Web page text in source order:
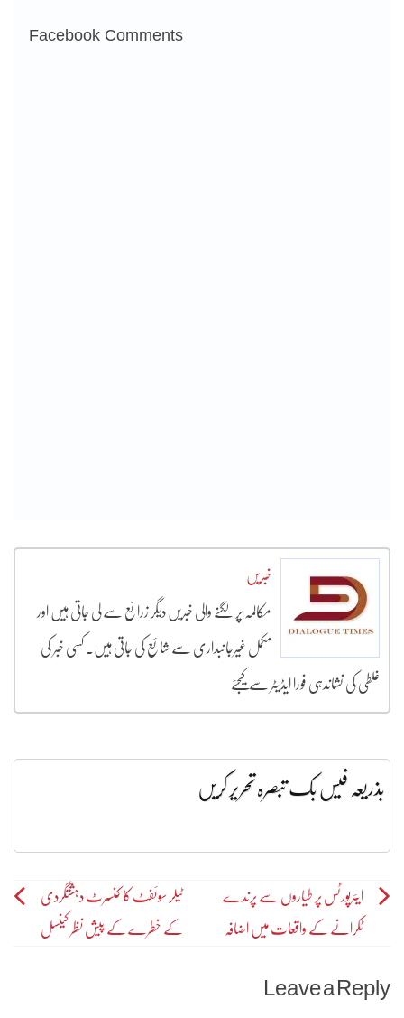
Facebook Comments
خبریں
مکالمہ پر لگنے والی خبریں دیگر زرائع سے لی جاتی ہیں اور
مکمل غیرجانبداری سے شائع کی جاتی ہیں۔ کسی خبر کی
غلطی کی نشاندہی فورا ایڈیٹر سے کیجئے
بذریعہ فیس بک تبصرہ تحریر کریں
Post
navigation
ایئرپورٹس پر طیاروں سے پرندے
ٹکرانے کے واقعات میں اضافہ
ٹیلر سوئفٹ کا کنسرٹ دہشتگردی
کے خطرے کے پیش نظر کینسل
Leave a Reply